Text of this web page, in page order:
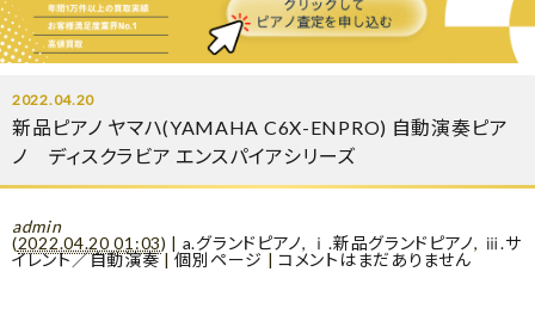
2022.04.20
新品ピアノ ヤマハ(YAMAHA C6X-ENPRO) 自動演奏ピア
ノ ディスクラビア エンスパイアシリーズ
admin
(2022.04.20 01:03) | a.グランドピアノ, ⅰ.新品グランドピアノ, ⅲ.サ
イレント／自動演奏|個別ページ |コメントはまだありません